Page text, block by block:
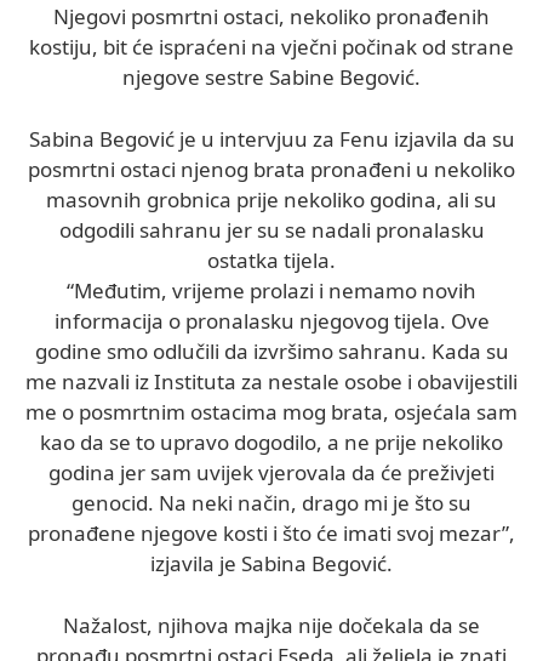
Njegovi posmrtni ostaci, nekoliko pronađenih
kostiju, bit će ispraćeni na vječni počinak od strane
njegove sestre Sabine Begović.
Sabina Begović je u intervjuu za Fenu izjavila da su
posmrtni ostaci njenog brata pronađeni u nekoliko
masovnih grobnica prije nekoliko godina, ali su
odgodili sahranu jer su se nadali pronalasku
ostatka tijela.
“Međutim, vrijeme prolazi i nemamo novih
informacija o pronalasku njegovog tijela. Ove
godine smo odlučili da izvršimo sahranu. Kada su
me nazvali iz Instituta za nestale osobe i obavijestili
me o posmrtnim ostacima mog brata, osjećala sam
kao da se to upravo dogodilo, a ne prije nekoliko
godina jer sam uvijek vjerovala da će preživjeti
genocid. Na neki način, drago mi je što su
pronađene njegove kosti i što će imati svoj mezar”,
izjavila je Sabina Begović.
Nažalost, njihova majka nije dočekala da se